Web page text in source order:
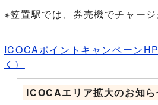
※笠置駅では、券売機でチャージ
ICOCAポイントキャンペーンHP
く）
ICOCAエリア拡大のお知ら